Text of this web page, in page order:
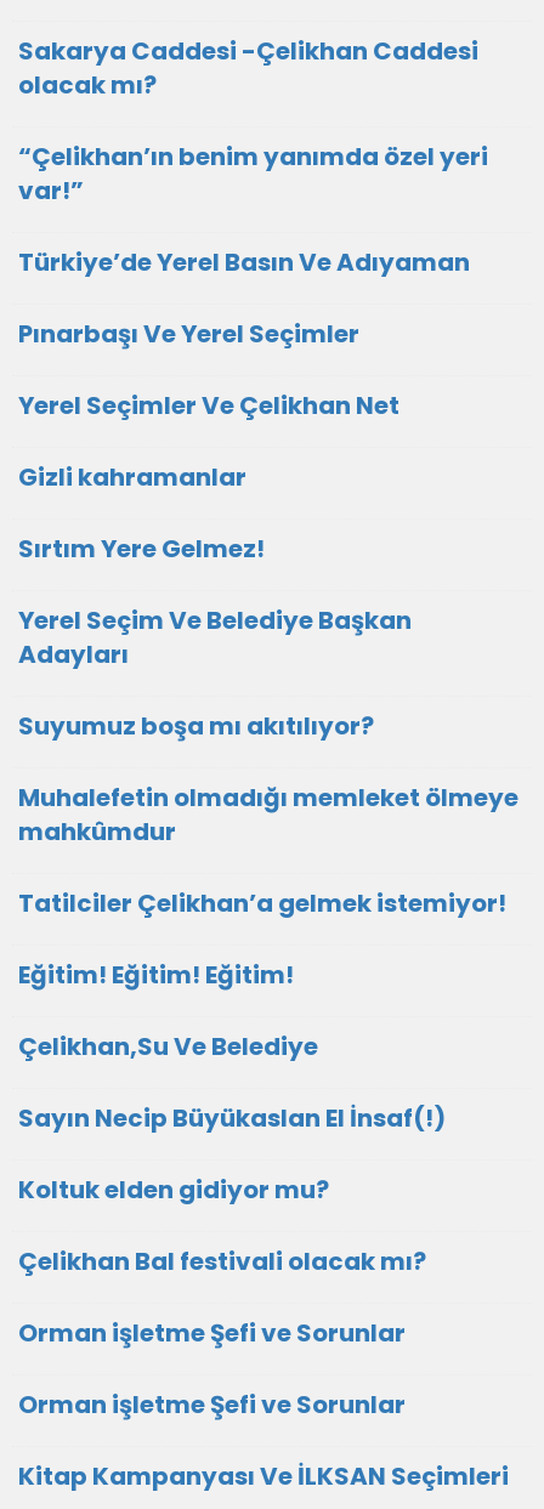
Sakarya Caddesi -Çelikhan Caddesi
olacak mı?
“Çelikhan’ın benim yanımda özel yeri
var!”
Türkiye’de Yerel Basın Ve Adıyaman
Pınarbaşı Ve Yerel Seçimler
Yerel Seçimler Ve Çelikhan Net
Gizli kahramanlar
Sırtım Yere Gelmez!
Yerel Seçim Ve Belediye Başkan
Adayları
Suyumuz boşa mı akıtılıyor?
Muhalefetin olmadığı memleket ölmeye
mahkûmdur
Tatilciler Çelikhan’a gelmek istemiyor!
Eğitim! Eğitim! Eğitim!
Çelikhan,Su Ve Belediye
Sayın Necip Büyükaslan El İnsaf(!)
Koltuk elden gidiyor mu?
Çelikhan Bal festivali olacak mı?
Orman işletme Şefi ve Sorunlar
Orman işletme Şefi ve Sorunlar
Kitap Kampanyası Ve İLKSAN Seçimleri